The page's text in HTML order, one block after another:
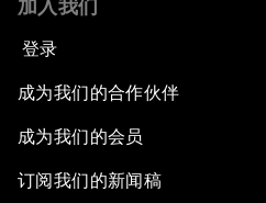
加入我们
登录
成为我们的合作伙伴
成为我们的会员
订阅我们的新闻稿